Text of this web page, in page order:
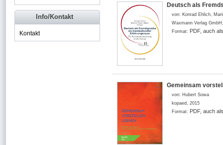
Deutsch als
von: Konrad Ehlich,
Waxmann Verlag GmbH
Format: PDF, auch
Gemeinsam
von: Hubert Sowa
kopaed, 2015
Format: PDF, auch
Info/Kontakt
Kontakt